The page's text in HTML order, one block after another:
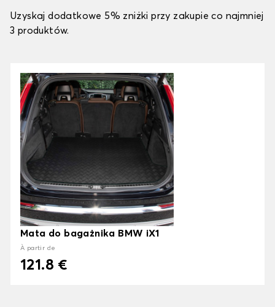
Uzyskaj dodatkowe 5% zniżki przy zakupie co najmniej
3 produktów.
Mata do bagażnika BMW iX1
À partir de
121.8 €